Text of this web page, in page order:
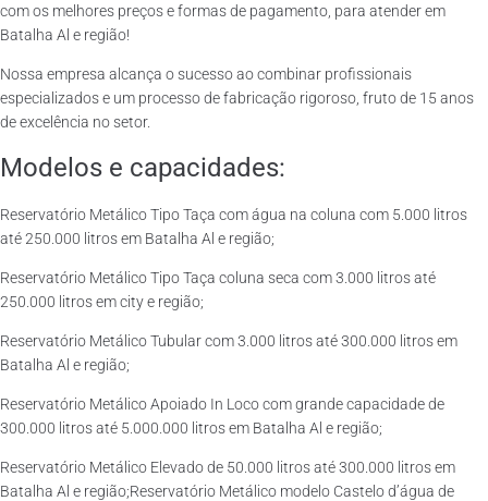
com os melhores preços e formas de pagamento, para atender em
Batalha Al e região!
Nossa empresa alcança o sucesso ao combinar profissionais
especializados e um processo de fabricação rigoroso, fruto de 15 anos
de excelência no setor.
Modelos e capacidades:
Reservatório Metálico Tipo Taça com água na coluna com 5.000 litros
até 250.000 litros em Batalha Al e região;
Reservatório Metálico Tipo Taça coluna seca com 3.000 litros até
250.000 litros em city e região;
Reservatório Metálico Tubular com 3.000 litros até 300.000 litros em
Batalha Al e região;
Reservatório Metálico Apoiado In Loco com grande capacidade de
300.000 litros até 5.000.000 litros em Batalha Al e região;
Reservatório Metálico Elevado de 50.000 litros até 300.000 litros em
Batalha Al e região;Reservatório Metálico modelo Castelo d’água de